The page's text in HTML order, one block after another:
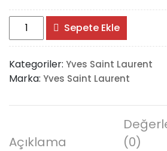
Saint
Laurent
Care
Maxi
Shopping
adet
Sepete Ekle
Kategoriler: Yves Saint Laurent
Marka: Yves Saint Laurent
Açıklama
(0)